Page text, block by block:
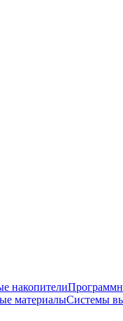
накопители
материалыСистемы